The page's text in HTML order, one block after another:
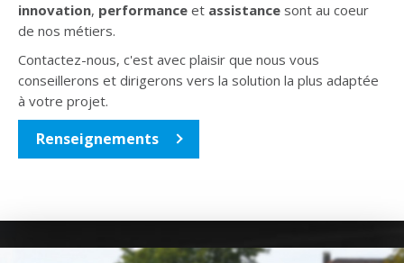
innovation, performance et assistance sont au coeur
de nos métiers.
Contactez-nous, c'est avec plaisir que nous vous
conseillerons et dirigerons vers la solution la plus adaptée
à votre projet.
Renseignements